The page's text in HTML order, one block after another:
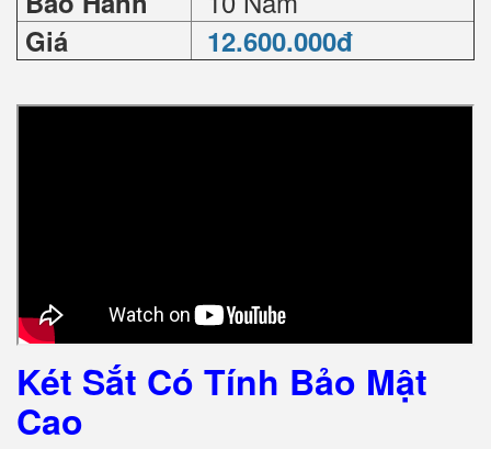
Giá 12.600.000đ
Két Sắt Có Tính Bảo Mật
Cao